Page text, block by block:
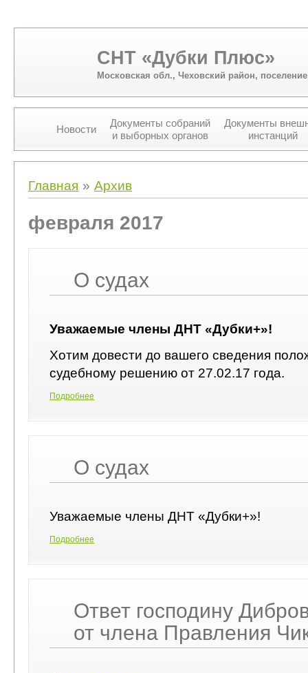
СНТ «Дубки Плюс»
Московская обл., Чеховский район,
Новости
Документы собраний
и выборных органов
Документы
инстанций
Вы здесь
Главная » Архив
февраля 2017
О судах
Уважаемые члены ДНТ «Дубки+»!
Хотим довести до вашего сведения
судебному решению от 27.02.17 года.
Подробнее
О судах
Уважаемые члены ДНТ «Дубки+»!
Подробнее
Ответ господину
от члена Правления